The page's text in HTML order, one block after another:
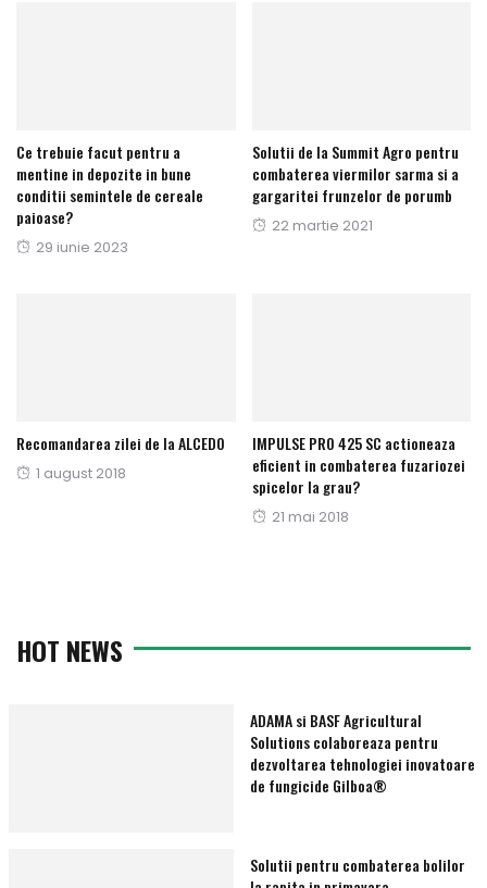
Ce trebuie facut pentru a
mentine in depozite in bune
conditii semintele de cereale
paioase?
Publicat
29 iunie 2023
Solutii de la Summit Agro pentru
combaterea viermilor sarma si a
gargaritei frunzelor de porumb
Publicat
22 martie 2021
Recomandarea zilei de la ALCEDO
Publicat
1 august 2018
IMPULSE PRO 425 SC actioneaza
eficient in combaterea fuzariozei
spicelor la grau?
Publicat
21 mai 2018
HOT NEWS
ADAMA si BASF Agricultural
Solutions colaboreaza pentru
dezvoltarea tehnologiei inovatoare
de fungicide Gilboa®
Solutii pentru combaterea bolilor